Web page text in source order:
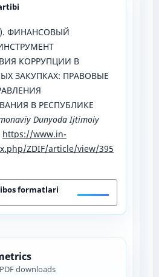
ФИНАНСОВЫЙ
КОРРУПЦИИ В
ЗАКУПКАХ: ПРАВОВЫЕ
В РЕСПУБЛИКЕ
Dunyoda Ijtimoiy
https://www.in-
ZDIF/article/view/395
formatlari
downloads